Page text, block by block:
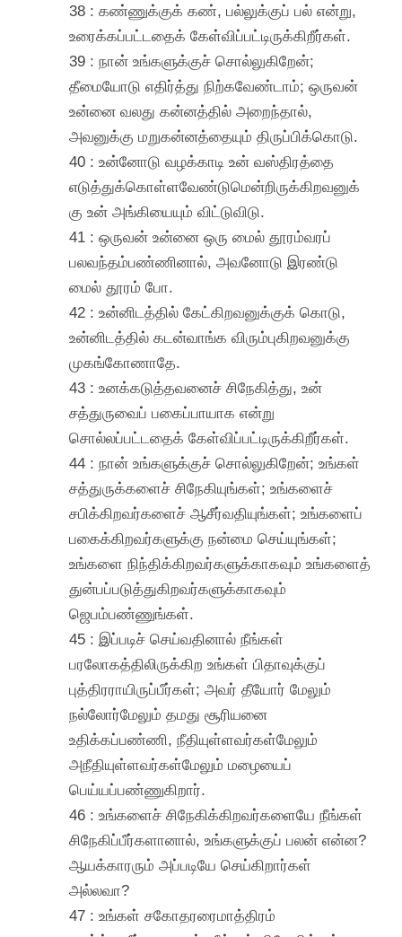
38 : கண்ணுக்குக் கண், பல்லுக்குப் பல் என்று,
உரைக்கப்பட்டதைக் கேள்விப்பட்டிருக்கிறீர்கள்.
39 : நான் உங்களுக்குச் சொல்லுகிறேன்;
தீமையோடு எதிர்த்து நிற்கவேண்டாம்; ஒருவன்
உன்னை வலது கன்னத்தில் அறைந்தால்,
அவனுக்கு மறுகன்னத்தையும் திருப்பிக்கொடு.
40 : உன்னோடு வழக்காடி உன் வஸ்திரத்தை
எடுத்துக்கொள்ளவேண்டுமென்றிருக்கிறவனுக்
கு உன் அங்கியையும் விட்டுவிடு.
41 : ஒருவன் உன்னை ஒரு மைல் தூரம்வரப்
பலவந்தம்பண்ணினால், அவனோடு இரண்டு
மைல் தூரம் போ.
42 : உன்னிடத்தில் கேட்கிறவனுக்குக் கொடு,
உன்னிடத்தில் கடன்வாங்க விரும்புகிறவனுக்கு
முகங்கோணாதே.
43 : உனக்கடுத்தவனைச் சிநேகித்து, உன்
சத்துருவைப் பகைப்பாயாக என்று
சொல்லப்பட்டதைக் கேள்விப்பட்டிருக்கிறீர்கள்.
44 : நான் உங்களுக்குச் சொல்லுகிறேன்; உங்கள்
சத்துருக்களைச் சிநேகியுங்கள்; உங்களைச்
சபிக்கிறவர்களைச் ஆசீர்வதியுங்கள்; உங்களைப்
பகைக்கிறவர்களுக்கு நன்மை செய்யுங்கள்;
உங்களை நிந்திக்கிறவர்களுக்காகவும் உங்களைத்
துன்பப்படுத்துகிறவர்களுக்காகவும்
ஜெபம்பண்ணுங்கள்.
45 : இப்படிச் செய்வதினால் நீங்கள்
பரலோகத்திலிருக்கிற உங்கள் பிதாவுக்குப்
புத்திரராயிருப்பீர்கள்; அவர் தீயோர் மேலும்
நல்லோர்மேலும் தமது சூரியனை
உதிக்கப்பண்ணி, நீதியுள்ளவர்கள்மேலும்
அநீதியுள்ளவர்கள்மேலும் மழையைப்
பெய்யப்பண்ணுகிறார்.
46 : உங்களைச் சிநேகிக்கிறவர்களையே நீங்கள்
சிநேகிப்பீர்களானால், உங்களுக்குப் பலன் என்ன?
ஆயக்காரரும் அப்படியே செய்கிறார்கள்
அல்லவா?
47 : உங்கள் சகோதரரைமாத்திரம்